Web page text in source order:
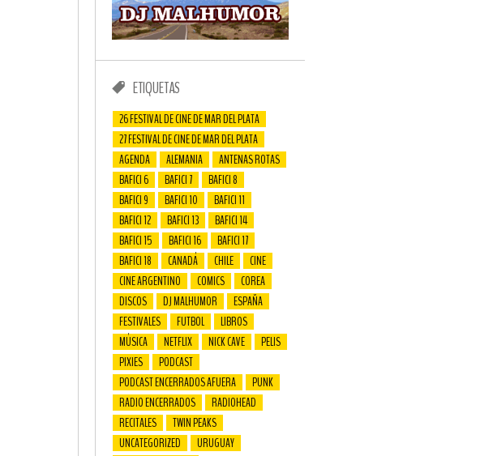
ETIQUETAS
26 FESTIVAL DE CINE DE MAR DEL PLATA
27 FESTIVAL DE CINE DE MAR DEL PLATA
AGENDA
ALEMANIA
ANTENAS ROTAS
BAFICI 6
BAFICI 7
BAFICI 8
BAFICI 9
BAFICI 10
BAFICI 11
BAFICI 12
BAFICI 13
BAFICI 14
BAFICI 15
BAFICI 16
BAFICI 17
BAFICI 18
CANADÁ CHILE
CINE
CINE ARGENTINO
COMICS
COREA
DISCOS
DJ MALHUMOR
ESPAÑA
FESTIVALES
FUTBOL
LIBROS
MÚSICA
NETFLIX NICK CAVE
PELIS
PIXIES
PODCAST
PODCAST ENCERRADOS AFUERA
PUNK
RADIO ENCERRADOS
RADIOHEAD
RECITALES
TWIN PEAKS
UNCATEGORIZED
URUGUAY